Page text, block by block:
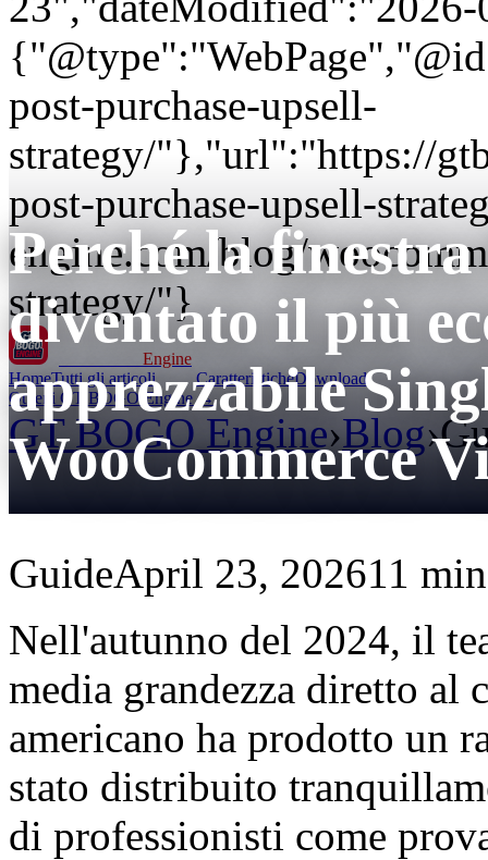
post-purchase-upsell-
strategy/"},"url":"https://
post-purchase-upsell-
engine.com/blog/
strategy/"}
Engine
HomeTutti gli articoli CaratteristicheDownload
Ottieni GT BOGO Engine →
GT BOGO Engine›Blog›
Perché la finestra
diventato il più
apprezzabile
WooCommerce
GuideApril 23, 202611
Nell'autunno del 2024, il
media grandezza diretto al
americano ha prodotto un
stato distribuito
di professionisti come